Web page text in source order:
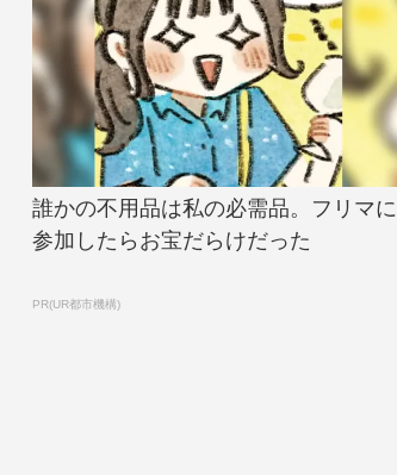
誰かの不用品は私の必需品。フリマに
参加したらお宝だらけだった
PR(UR都市機構)